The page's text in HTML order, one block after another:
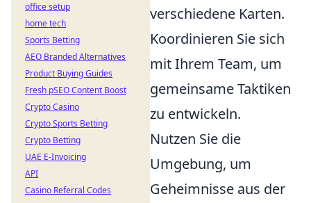
verschiedene Karten.
Koordinieren Sie sich
mit Ihrem Team, um
gemeinsame Taktiken
zu entwickeln.
Nutzen Sie die
Umgebung, um
Geheimnisse aus der
office setup
home tech
Sports Betting
AEO Branded Alternatives
Product Buying Guides
Fresh pSEO Content Boost
Crypto Casino
Crypto Sports Betting
Crypto Betting
UAE E-Invoicing
API
Casino Referral Codes